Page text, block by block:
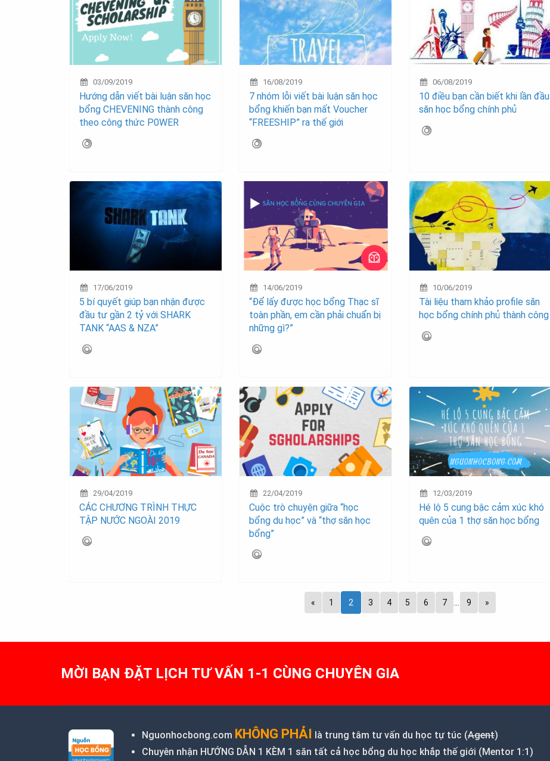
03/09/2019
Hướng dẫn viết bài luận săn học
bổng CHEVENING thành công
theo công thức P0WER
16/08/2019
7 nhóm lỗi viết bài luận săn học
bổng khiến bạn mất Voucher
“FREESHIP” ra thế giới
06/08/2019
10 điều bạn cần biết khi lần đầu
săn học bổng chính phủ
17/06/2019
5 bí quyết giúp bạn nhận được
đầu tư gần 2 tỷ với SHARK
TANK “AAS & NZA”
14/06/2019
“Để lấy được học bổng Thạc sĩ
toàn phần, em cần phải chuẩn bị
những gì?”
10/06/2019
Tài liệu tham khảo profile săn
học bổng chính phủ thành công
29/04/2019
CÁC CHƯƠNG TRÌNH THỰC
TẬP NƯỚC NGOÀI 2019
22/04/2019
Cuộc trò chuyện giữa “học
bổng du học” và “thợ săn học
bổng”
12/03/2019
Hé lộ 5 cung bậc cảm xúc khó
quên của 1 thợ săn học bổng
« 1 2 3 4 5 6 7 … 9 »
MỜI BẠN ĐẶT LỊCH TƯ VẤN 1-1 CÙNG CHUYÊN GIA
Nguonhocbong.com KHÔNG PHẢI là trung tâm tư vấn du học tự túc (Agent)
Chuyên nhận HƯỚNG DẪN 1 KÈM 1 săn tất cả học bổng du học khắp thế giới (Mentor 1:1)